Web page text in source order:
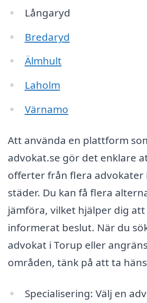
Långaryd
Bredaryd
Älmhult
Laholm
Värnamo
Att använda en plattform
advokat.se gör det enklare
offerter från flera advokater
städer. Du kan få flera
jämföra, vilket hjälper dig
informerat beslut. När du
advokat i Torup eller
områden, tänk på att ta
Specialisering: Välj en